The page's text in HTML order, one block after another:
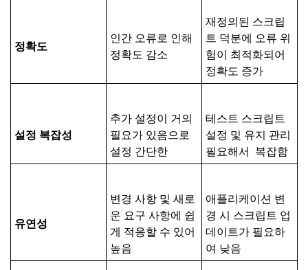
정확도
인간 오류로 인해
정확도 감소
재정의된 스크립
트 덕분에 오류 위
험이 최적화되어
정확도 증가
설정 복잡성
추가 설정이 거의
필요가 있음으로
설정 간단한
테스트 스크립트
설정 및 유지 관리
필요해서 복잡함
유연성
변경 사항 및 새로
운 요구 사항에 쉽
게 적응할 수 있어
높음
애플리케이션 변
경 시 스크립트 업
데이트가 필요하
여 낮음